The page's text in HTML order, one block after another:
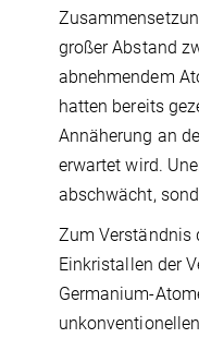
großer Abstand
abnehmendem
hatten bereits
Annäherung an
erwartet wird.
abschwächt,
Zum Verständnis
Einkristallen der
Germanium-